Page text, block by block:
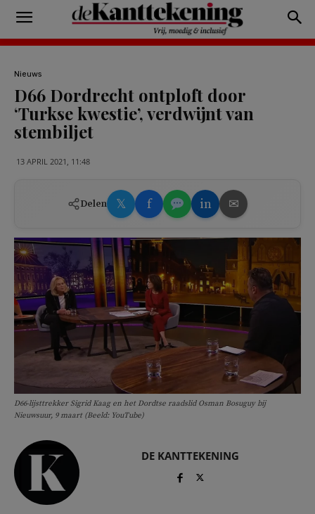
Nieuws
D66 Dordrecht ontploft door
‘Turkse kwestie’, verdwijnt van
stembiljet
13 APRIL 2021, 11:48
Delen 𝕏 f in ✉
D66-lijsttrekker Sigrid Kaag en het Dordtse raadslid Osman Bosuguy bij
Nieuwsuur, 9 maart (Beeld: YouTube)
DE KANTTEKENING